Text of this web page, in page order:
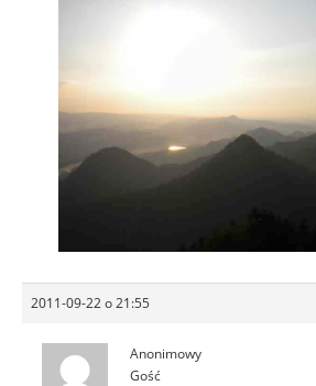
2011-09-22 o 21:55
Anonimowy
Gość